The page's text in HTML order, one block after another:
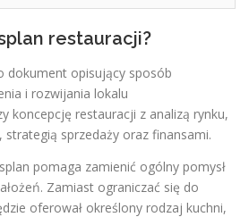
restauracji?
dokument opisujący sposób
i rozwijania lokalu
koncepcję restauracji z analizą rynku,
sprzedaży oraz finansami.
pomaga zamienić ogólny pomysł
Zamiast ograniczać się do
oferował określony rodzaj kuchni,